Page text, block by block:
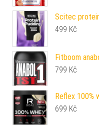
Scitec
499 Kč
Fitboom
799 Kč
Reflex 100%
699 Kč